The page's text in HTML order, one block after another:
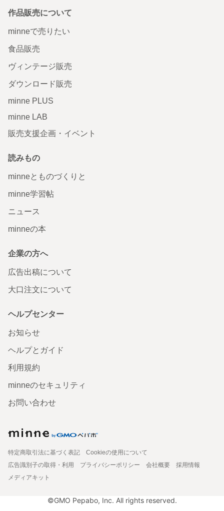
作品販売について
minneで売りたい
食品販売
ヴィンテージ販売
ダウンロード販売
minne PLUS
minne LAB
販売支援企画・イベント
読みもの
minneとものづくりと
minne学習帖
ニュース
minneの本
企業の方へ
広告出稿について
大口注文について
ヘルプセンター
お知らせ
ヘルプとガイド
利用規約
minneのセキュリティ
お問い合わせ
特定商取引法に基づく表記
Cookieの使用について
広告識別子の取得・利用
プライバシーポリシー 会社概要
採用情報
メディアキット
©GMO Pepabo, Inc. All rights reserved.